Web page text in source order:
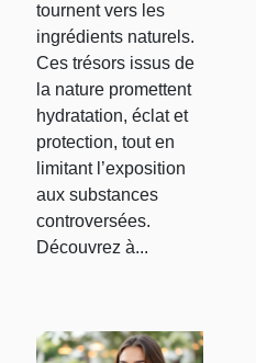
tournent vers les
ingrédients naturels.
Ces trésors issus de
la nature promettent
hydratation, éclat et
protection, tout en
limitant l’exposition
aux substances
controversées.
Découvrez à...